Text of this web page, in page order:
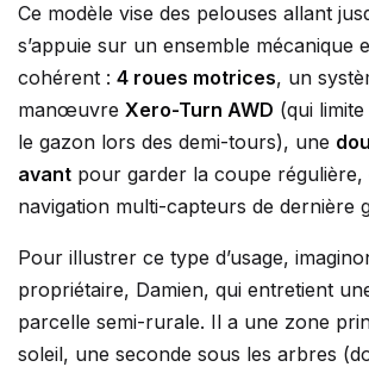
Ce modèle vise des pelouses allant
s’appuie sur un ensemble mécanique
cohérent : 4 roues motrices, un
manœuvre Xero-Turn AWD (qui
le gazon lors des demi-tours), une
avantpour garder la coupe régulière,
navigation multi-capteurs de dernière
Pour illustrer ce type d’usage,
propriétaire, Damien, qui entretient
parcelle semi-rurale. Il a une zone
soleil, une seconde sous les arbres